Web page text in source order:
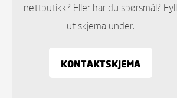
nettbutikk? Eller har du spørsmål? Fyll
ut skjema under.
KONTAKTSKJEMA